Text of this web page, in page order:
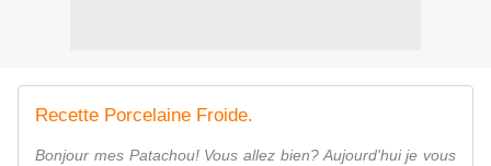
Recette Porcelaine Froide.
Bonjour mes Patachou! Vous allez bien? Aujourd'hui je vous